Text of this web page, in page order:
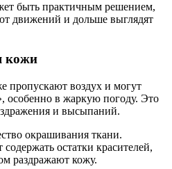
быть практичным решением,
движений и дольше выглядят
кожи
пропускают воздух и могут
особенно в жаркую погоду. Это
и высыпаний.
окрашивания ткани.
остатки красителей,
раздражают кожу.